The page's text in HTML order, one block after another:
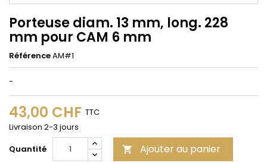
Porteuse diam. 13 mm, long. 228
mm pour CAM 6 mm
RéférenceAM#1
-
43,00 CHF TTC
Livraison 2-3 jours
Quantité
 Ajouter au panier